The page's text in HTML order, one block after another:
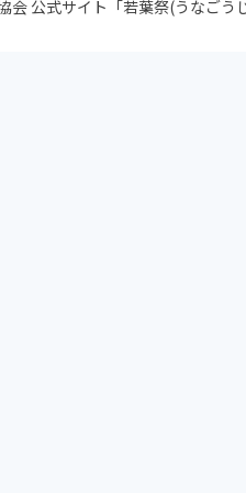
会 公式サイト「若葉祭(うなごう